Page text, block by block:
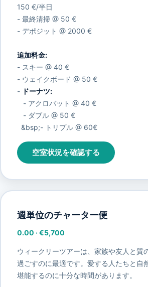
150 €/半日
- 最終清掃 @ 50 €
- デポジット @ 2000 €
追加料金:
- スキー @ 40 €
- ウェイクボード @ 50 €
- ドーナツ:
- アクロバット @ 40 €
- ダブル @ 50 €
&bsp;- トリプル @ 60€
空室状況を確認する
週単位のチャーター便
0.00 ·€5,700
ウィークリーツアーは、家族や友人と質
過ごすのに最適です。愛する人たちと自
堪能するのに十分な時間があります。